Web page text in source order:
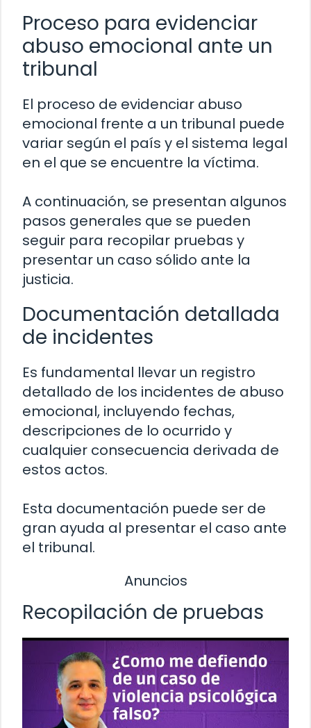
Proceso para evidenciar
abuso emocional ante un
tribunal
El proceso de evidenciar abuso
emocional frente a un tribunal puede
variar según el país y el sistema legal
en el que se encuentre la víctima.
A continuación, se presentan algunos
pasos generales que se pueden
seguir para recopilar pruebas y
presentar un caso sólido ante la
justicia.
Documentación detallada
de incidentes
Es fundamental llevar un registro
detallado de los incidentes de abuso
emocional, incluyendo fechas,
descripciones de lo ocurrido y
cualquier consecuencia derivada de
estos actos.
Esta documentación puede ser de
gran ayuda al presentar el caso ante
el tribunal.
Anuncios
Recopilación de pruebas